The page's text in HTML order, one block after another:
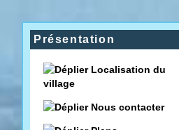
Présentation
Localisation du
village
Nous contacter